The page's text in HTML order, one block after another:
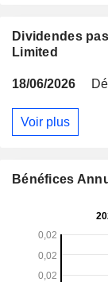
Dividendes
Limited
18/06/2026
Voir plus
Bénéfices